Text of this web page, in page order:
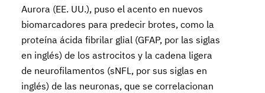
Aurora (EE. UU.), puso el acento en nuevos
biomarcadores para predecir brotes, como la
proteína ácida fibrilar glial (GFAP, por las siglas
en inglés) de los astrocitos y la cadena ligera
de neurofilamentos (sNFL, por sus siglas en
inglés) de las neuronas, que se correlacionan